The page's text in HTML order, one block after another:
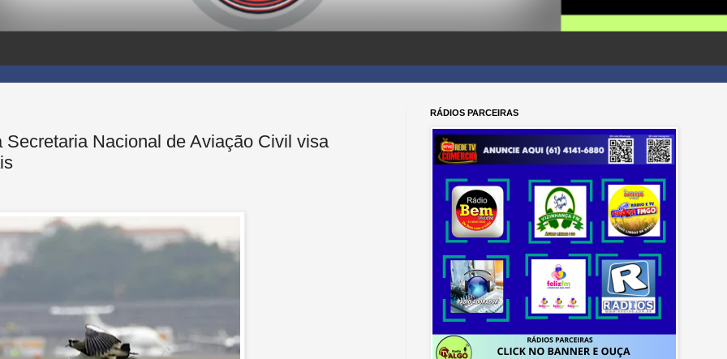
Nacional de Aviação Civil visa
RÁDIOS PARCEIRAS